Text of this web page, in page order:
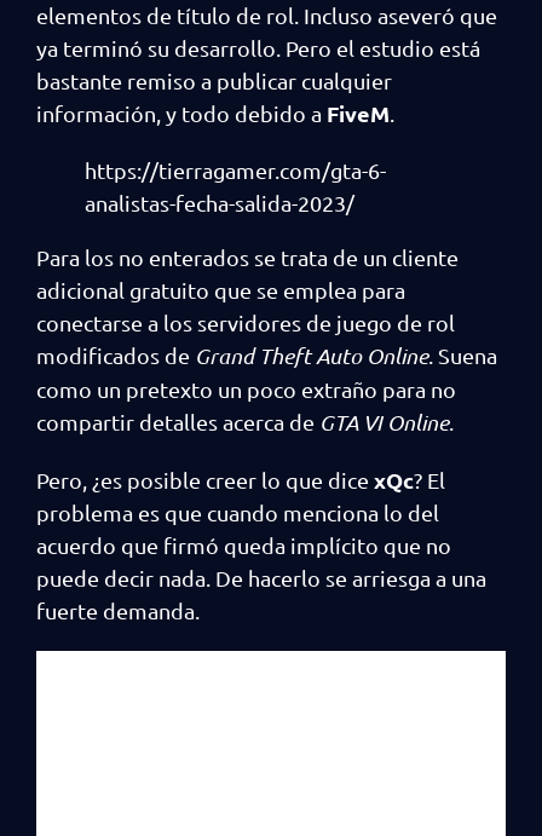
elementos de título de rol. Incluso aseveró que
ya terminó su desarrollo. Pero el estudio está
bastante remiso a publicar cualquier
información, y todo debido a FiveM
https://tierragamer.com/gta-6-
analistas-fecha-salida-2023/
Para los no enterados se trata de un cliente
adicional gratuito que se emplea para
conectarse a los servidores de juego de rol
modificados de Grand Theft Auto Online. Suena
como un pretexto un poco extraño para no
compartir detalles acerca de GTA VI Online.
Pero, ¿es posible creer lo que dice xQc? El
problema es que cuando menciona lo del
acuerdo que firmó queda implícito que no
puede decir nada. De hacerlo se arriesga a una
fuerte demanda.